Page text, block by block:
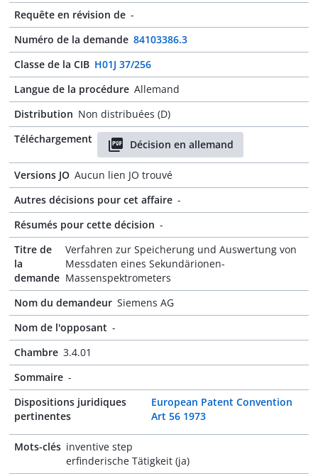
Requête en révision de -
Numéro de la demande 84103386.3
Classe de la CIB H01J 37/256
Langue de la procédure Allemand
Distribution Non distribuées (D)
Téléchargement
Décision en allemand
Versions JO Aucun lien JO trouvé
Autres décisions pour cet affaire -
Résumés pour cette décision -
Titre de
la
demande
Verfahren zur Speicherung und Auswertung von
Messdaten eines Sekundärionen-
Massenspektrometers
Nom du demandeur Siemens AG
Nom de l'opposant -
Chambre 3.4.01
Sommaire -
Dispositions juridiques
pertinentes
European Patent Convention
Art 56 1973
Mots-clés inventive step
erfinderische Tätigkeit (ja)